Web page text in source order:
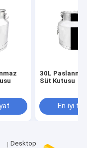
30L
Süt Kutusu
En iyi
Desktop